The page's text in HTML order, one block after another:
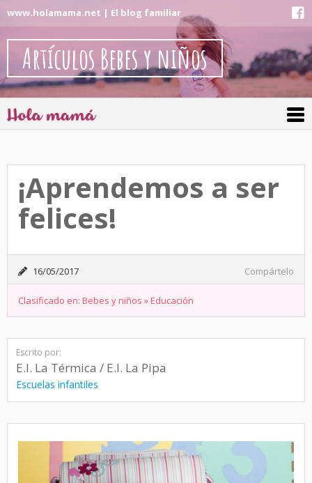
www.holamama.net | El blog familiar
Artículos Bebes y niños
¡Aprendemos a ser
felices!
16/05/2017 Compártelo
Clasificado en: Bebes y niños »Educación
Escrito por:
E.I. La Térmica / E.I. La Pipa
Escuelas infantiles